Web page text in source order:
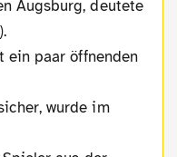
Augsburg, deutete
ein paar öffnenden
wurde im